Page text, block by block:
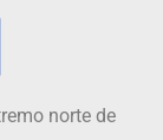
norte de